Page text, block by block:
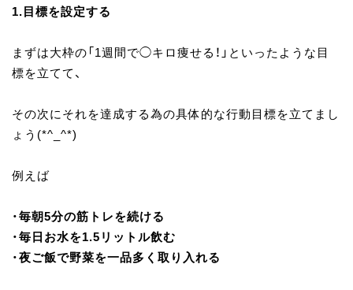
1.目標を設定する
まずは大枠の「1週間で◯キロ痩せる！」といったような目
標を立てて、
その次にそれを達成する為の具体的な行動目標を立てまし
ょう(*^_^*)
例えば
・毎朝5分の筋トレを続ける
・毎日お水を1.5リットル飲む
・夜ご飯で野菜を一品多く取り入れる